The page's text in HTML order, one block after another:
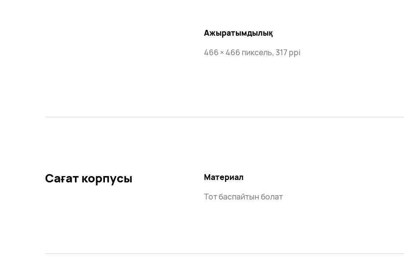
Ажыратымдылық
466 × 466 пиксель, 317 ppi
Сағат корпусы
Материал
Тот баспайтын болат